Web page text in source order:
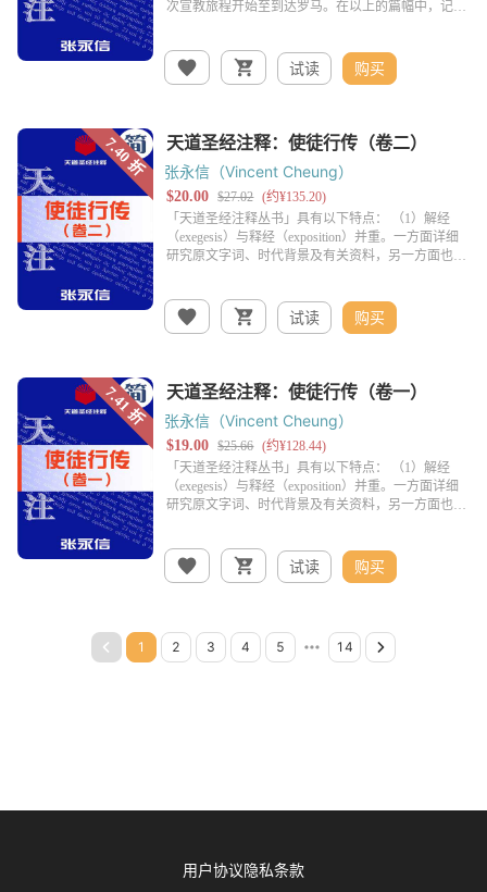
试读 购买
张永信（Vincent Cheung）
试读 购买
张永信（Vincent Cheung）
试读 购买
用户协议隐私条款